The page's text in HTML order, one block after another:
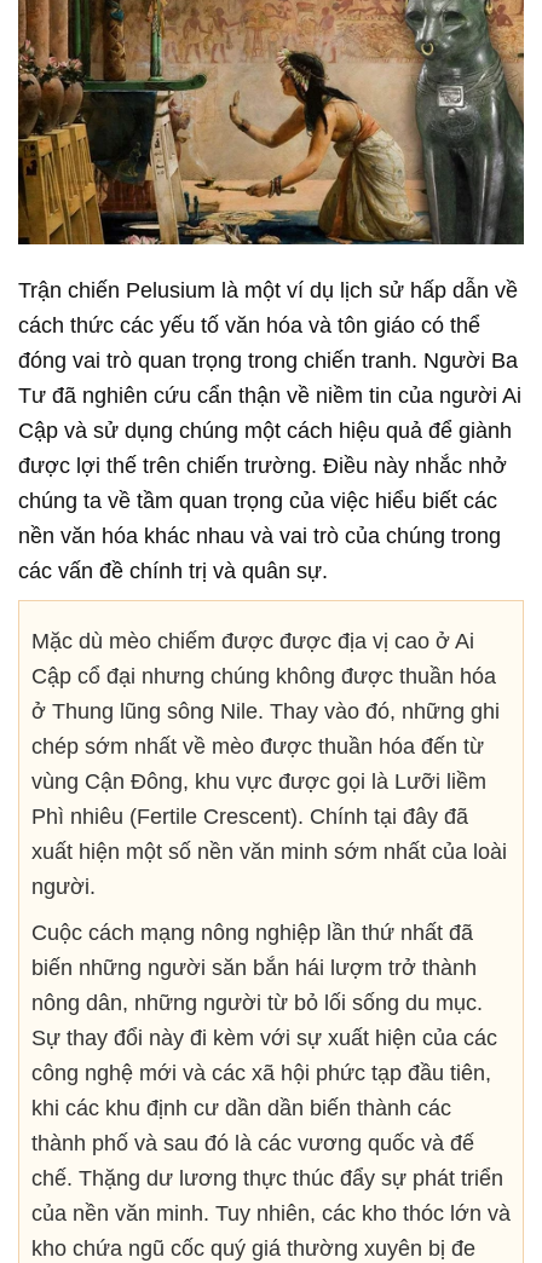
Trận chiến Pelusium là một ví dụ lịch sử hấp dẫn về
cách thức các yếu tố văn hóa và tôn giáo có thể
đóng vai trò quan trọng trong chiến tranh. Người Ba
Tư đã nghiên cứu cẩn thận về niềm tin của người Ai
Cập và sử dụng chúng một cách hiệu quả để giành
được lợi thế trên chiến trường. Điều này nhắc nhở
chúng ta về tầm quan trọng của việc hiểu biết các
nền văn hóa khác nhau và vai trò của chúng trong
các vấn đề chính trị và quân sự.
Mặc dù mèo chiếm được được địa vị cao ở Ai
Cập cổ đại nhưng chúng không được thuần hóa
ở Thung lũng sông Nile. Thay vào đó, những ghi
chép sớm nhất về mèo được thuần hóa đến từ
vùng Cận Đông, khu vực được gọi là Lưỡi liềm
Phì nhiêu (Fertile Crescent). Chính tại đây đã
xuất hiện một số nền văn minh sớm nhất của loài
người.
Cuộc cách mạng nông nghiệp lần thứ nhất đã
biến những người săn bắn hái lượm trở thành
nông dân, những người từ bỏ lối sống du mục.
Sự thay đổi này đi kèm với sự xuất hiện của các
công nghệ mới và các xã hội phức tạp đầu tiên,
khi các khu định cư dần dần biến thành các
thành phố và sau đó là các vương quốc và đế
chế. Thặng dư lương thực thúc đẩy sự phát triển
của nền văn minh. Tuy nhiên, các kho thóc lớn và
kho chứa ngũ cốc quý giá thường xuyên bị đe